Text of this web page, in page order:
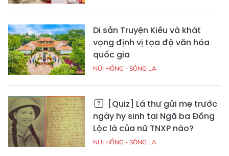
Di sản Truyện Kiều và khát
vọng định vị tọa độ văn hóa
quốc gia
NÚI HỒNG - SÔNG LA
[Quiz] Lá thư gửi mẹ trước
ngày hy sinh tại Ngã ba Đồng
Lộc là của nữ TNXP nào?
NÚI HỒNG - SÔNG LA